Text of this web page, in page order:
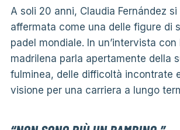
A soli 20 anni, Claudia Fernández si
affermata come una delle figure di
padel mondiale. In un’intervista con
madrilena parla apertamente della
fulminea, delle difficoltà incontrate
visione per una carriera a lungo